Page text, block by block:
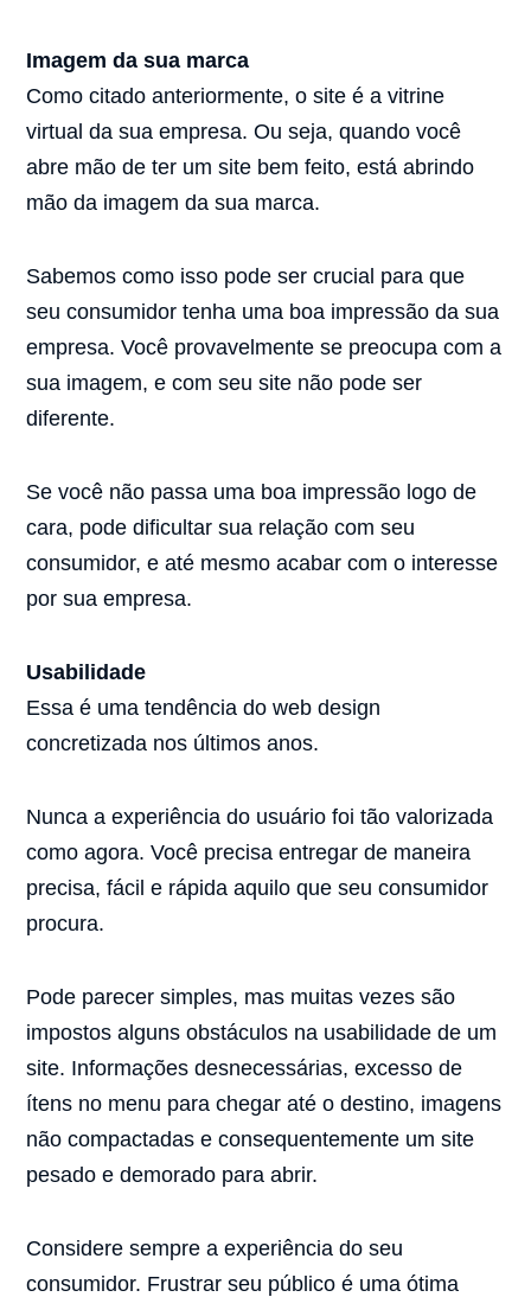
Imagem da sua marca
Como citado anteriormente, o site é a vitrine
virtual da sua empresa. Ou seja, quando você
abre mão de ter um site bem feito, está abrindo
mão da imagem da sua marca.
Sabemos como isso pode ser crucial para que
seu consumidor tenha uma boa impressão da sua
empresa. Você provavelmente se preocupa com a
sua imagem, e com seu site não pode ser
diferente.
Se você não passa uma boa impressão logo de
cara, pode dificultar sua relação com seu
consumidor, e até mesmo acabar com o interesse
por sua empresa.
Usabilidade
Essa é uma tendência do web design
concretizada nos últimos anos.
Nunca a experiência do usuário foi tão valorizada
como agora. Você precisa entregar de maneira
precisa, fácil e rápida aquilo que seu consumidor
procura.
Pode parecer simples, mas muitas vezes são
impostos alguns obstáculos na usabilidade de um
site. Informações desnecessárias, excesso de
ítens no menu para chegar até o destino, imagens
não compactadas e consequentemente um site
pesado e demorado para abrir.
Considere sempre a experiência do seu
consumidor. Frustrar seu público é uma ótima